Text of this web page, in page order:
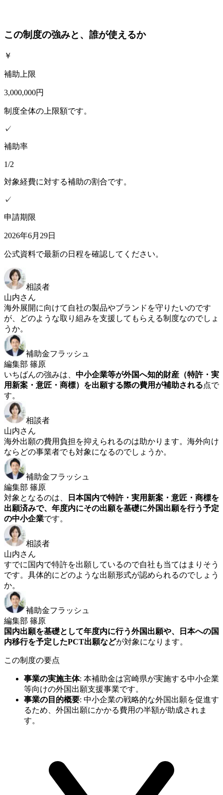
この制度の強みと、誰が使えるか
￥
補助上限
3,000,000円
制度全体の上限額です。
✓
補助率
1/2
対象経費に対する補助の割合です。
✓
申請期限
2026年6月29日
公式資料で最新の日程を確認してください。
相談者
山内さん
海外展開に向けて自社の製品やブランドを守りたいのです
が、どのような取り組みを支援してもらえる制度なのでしょ
うか。
補助金フラッシュ
編集部 篠原
いちばんの強みは、 中小企業等が外国へ知的財産（特許・実
用新案・意匠・商標）を出願する際の費用が補助される点で
す。
相談者
山内さん
海外出願の費用負担を抑えられるのは助かります。海外向け
ならどの事業者でも対象になるのでしょうか。
補助金フラッシュ
編集部 篠原
対象となるのは、
日本国内で特許・実用新案・意匠・商標を
出願済みで、年度内にその出願を基礎に外国出願を行う予定
の中小企業です。
相談者
山内さん
すでに国内で特許を出願しているので自社も当てはまりそう
です。具体的にどのような出願形式が認められるのでしょう
か。
補助金フラッシュ
編集部 篠原
国内出願を基礎として年度内に行う外国出願や、日本への国
内移行を予定したPCT出願などが対象になります。
この制度の要点
事業の実施主体: 本補助金は宮崎県が実施する中小企業
等向けの外国出願支援事業です。
事業の目的概要: 中小企業の戦略的な外国出願を促進す
るため、外国出願にかかる費用の半額が助成されま
す。